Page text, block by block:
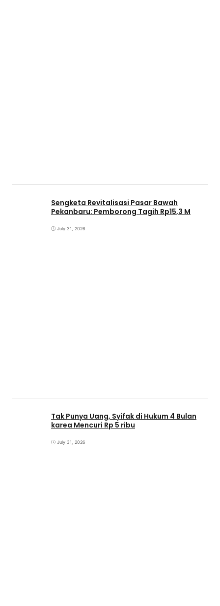
Sengketa Revitalisasi Pasar Bawah
Pekanbaru: Pemborong Tagih Rp15,3 M
July 31, 2026
Tak Punya Uang, Syifak di Hukum 4 Bulan
karea Mencuri Rp 5 ribu
July 31, 2026